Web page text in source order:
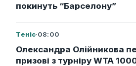
покинуть “Барселону”
Теніс·08:00
Олександра Олійникова
призові з турніру WTA